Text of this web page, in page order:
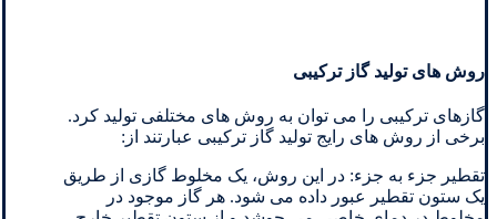
روش های تولید گاز ترکیبی
گازهای ترکیبی را می توان به روش های مختلفی تولید کرد.
برخی از روش های رایج تولید گاز ترکیبی عبارتند از:
تقطیر جزء به جزء: در این روش، یک مخلوط گازی از طریق
یک ستون تقطیر عبور داده می شود. هر گاز موجود در